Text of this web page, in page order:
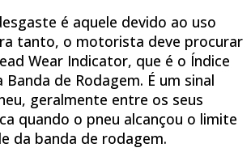
é aquele devido ao uso
tanto, o motorista deve procurar
Wear Indicator, que é o Índice
de Rodagem. É um sinal
geralmente entre os seus
quando o pneu alcançou o limite
da banda de rodagem.